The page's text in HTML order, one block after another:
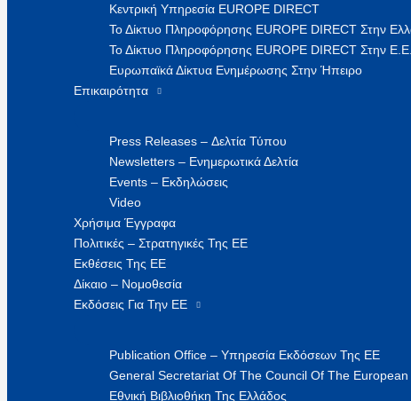
Κεντρική Υπηρεσία EUROPE DIRECT
Το Δίκτυο Πληροφόρησης EUROPE DIRECT Στην
Το Δίκτυο Πληροφόρησης EUROPE DIRECT Στην Ε.Ε.
Ευρωπαϊκά Δίκτυα Ενημέρωσης Στην Ήπειρο
Επικαιρότητα
Press Releases – Δελτία Τύπου
Newsletters – Ενημερωτικά Δελτία
Events – Εκδηλώσεις
Video
Χρήσιμα Έγγραφα
Πολιτικές – Στρατηγικές Της ΕΕ
Εκθέσεις Της ΕΕ
Δίκαιο – Νομοθεσία
Εκδόσεις Για Την ΕΕ
Publication Office – Υπηρεσία Εκδόσεων Της ΕΕ
General Secretariat Of The Council Of The
Εθνική Βιβλιοθήκη Της Ελλάδος